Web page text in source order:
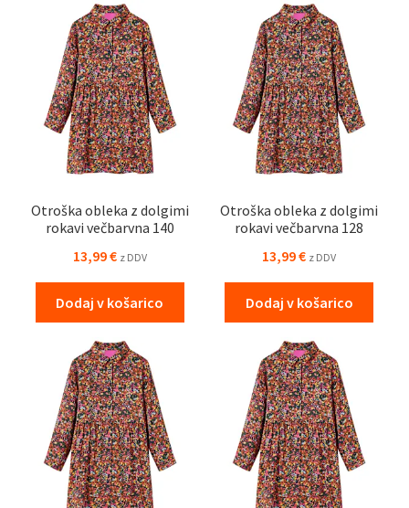
Otroška obleka z dolgimi
rokavi večbarvna 140
13,99€ z DDV
Dodaj v košarico
Otroška obleka z dolgimi
rokavi večbarvna 128
13,99€ z DDV
Dodaj v košarico